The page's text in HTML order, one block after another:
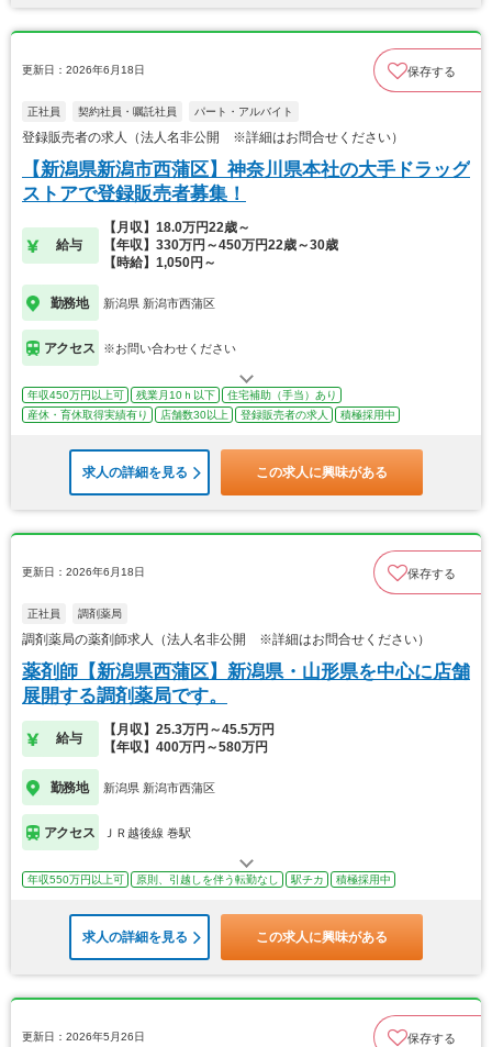
更新日：2026年6月18日 保存する
正社員 契約社員・嘱託社員 パート・アルバイト
登録販売者の求人（法人名非公開 ※詳細はお問合せください）
【新潟県新潟市西蒲区】神奈川県本社の大手ドラッグ
ストアで登録販売者募集！
給与
【月収】18.0万円22歳～
【年収】330万円～450万円22歳～30歳
【時給】1,050円～
勤務地 新潟県 新潟市西蒲区
アクセス ※お問い合わせください
年収450万円以上可 残業月10ｈ以下
住宅補助（手当）あり
産休・育休取得実績有り
店舗数30以上 登録販売者の求人 積極採用中
求人の詳細を見る この求人に興味がある
更新日：2026年6月18日 保存する
正社員 調剤薬局
調剤薬局の薬剤師求人（法人名非公開 ※詳細はお問合せください）
薬剤師【新潟県西蒲区】新潟県・山形県を中心に店舗
展開する調剤薬局です。
給与
【月収】25.3万円～45.5万円
【年収】400万円～580万円
勤務地 新潟県 新潟市西蒲区
アクセス ＪＲ越後線 巻駅
年収550万円以上可 原則、引越しを伴う転勤なし 駅チカ 積極採用中
求人の詳細を見る この求人に興味がある
更新日：2026年5月26日 保存する